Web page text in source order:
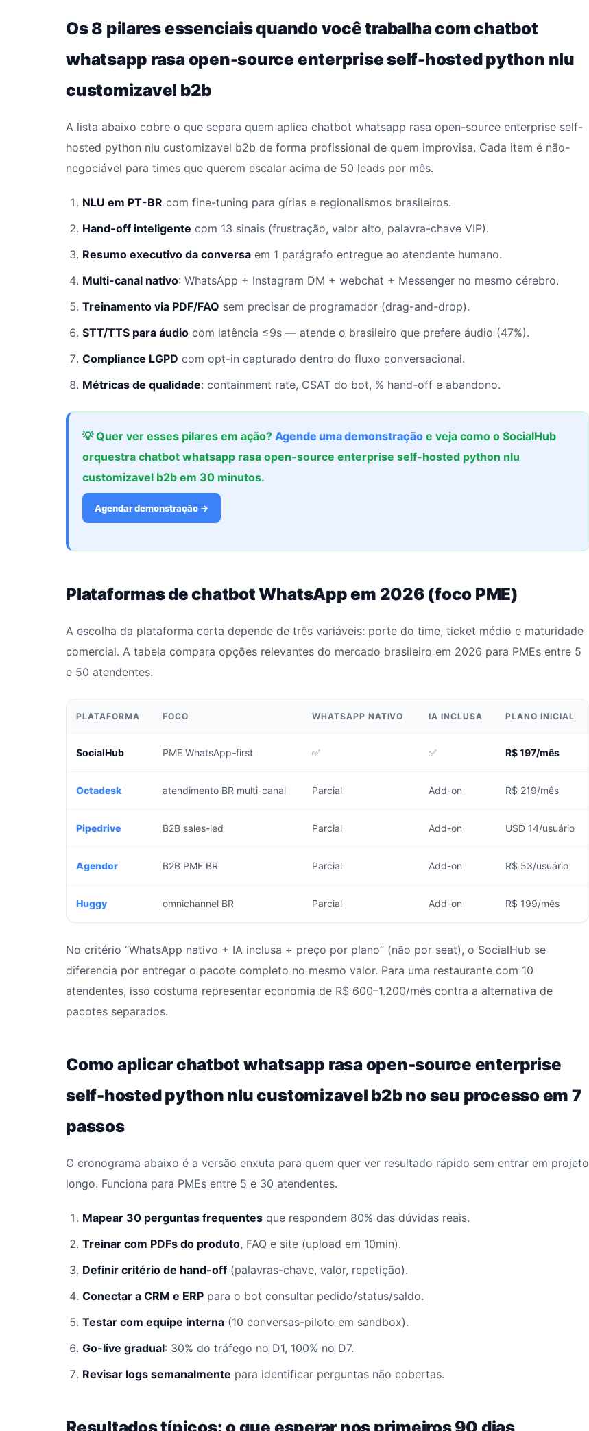
Os 8 pilares essenciais quando você trabalha com chatbot
whatsapp rasa open-source enterprise self-hosted python nlu
customizavel b2b
A lista abaixo cobre o que separa quem aplica chatbot whatsapp rasa open-source enterprise self-
hosted python nlu customizavel b2b de forma profissional de quem improvisa. Cada item é não-
negociável para times que querem escalar acima de 50 leads por mês.
NLU em PT-BR com fine-tuning para gírias e regionalismos brasileiros.
Hand-off inteligente com 13 sinais (frustração, valor alto, palavra-chave VIP).
Resumo executivo da conversa em 1 parágrafo entregue ao atendente humano.
Multi-canal nativo: WhatsApp + Instagram DM + webchat + Messenger no mesmo cérebro.
Treinamento via PDF/FAQ sem precisar de programador (drag-and-drop).
STT/TTS para áudio com latência ≤9s — atende o brasileiro que prefere áudio (47%).
Compliance LGPD com opt-in capturado dentro do fluxo conversacional.
Métricas de qualidade: containment rate, CSAT do bot, % hand-off e abandono.
💡 Quer ver esses pilares em ação? Agende uma demonstração e veja como o SocialHub
orquestra chatbot whatsapp rasa open-source enterprise self-hosted python nlu
customizavel b2b em 30 minutos.
Agendar demonstração →
Plataformas de chatbot WhatsApp em 2026 (foco PME)
A escolha da plataforma certa depende de três variáveis: porte do time, ticket médio e maturidade
comercial. A tabela compara opções relevantes do mercado brasileiro em 2026 para PMEs entre 5
e 50 atendentes.
PLATAFORMA FOCO WHATSAPP NATIVO IA INCLUSA PLANO INICIAL
SocialHub PME WhatsApp-first ✅ ✅ R$ 197/mês
Octadesk atendimento BR multi-canal Parcial Add-on R$ 219/mês
Pipedrive B2B sales-led Parcial Add-on USD 14/usuário
Agendor B2B PME BR Parcial Add-on R$ 53/usuário
Huggy omnichannel BR Parcial Add-on R$ 199/mês
No critério “WhatsApp nativo + IA inclusa + preço por plano” (não por seat), o SocialHub se
diferencia por entregar o pacote completo no mesmo valor. Para uma restaurante com 10
atendentes, isso costuma representar economia de R$ 600–1.200/mês contra a alternativa de
pacotes separados.
Como aplicar chatbot whatsapp rasa open-source enterprise
self-hosted python nlu customizavel b2b no seu processo em 7
passos
O cronograma abaixo é a versão enxuta para quem quer ver resultado rápido sem entrar em projeto
longo. Funciona para PMEs entre 5 e 30 atendentes.
Mapear 30 perguntas frequentes que respondem 80% das dúvidas reais.
Treinar com PDFs do produto, FAQ e site (upload em 10min).
Definir critério de hand-off (palavras-chave, valor, repetição).
Conectar a CRM e ERP para o bot consultar pedido/status/saldo.
Testar com equipe interna (10 conversas-piloto em sandbox).
Go-live gradual: 30% do tráfego no D1, 100% no D7.
Revisar logs semanalmente para identificar perguntas não cobertas.